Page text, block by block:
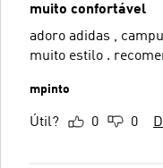
muito confortável
adoro adidas ,
muito estilo .
mpinto
Útil? 0 0